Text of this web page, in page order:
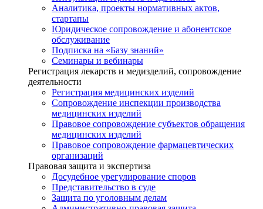
Аналитика, проекты нормативных актов,
стартапы
Юридическое сопровождение и абонентское
обслуживание
Подписка на «Базу знаний»
Семинары и вебинары
Регистрация лекарств и медизделий, сопровождение
деятельности
Регистрация медицинских изделий
Сопровождение инспекции производства
медицинских изделий
Правовое сопровождение субъектов обращения
медицинских изделий
Правовое сопровождение фармацевтических
организаций
Правовая защита и экспертиза
Досудебное урегулирование споров
Представительство в суде
Защита по уголовным делам